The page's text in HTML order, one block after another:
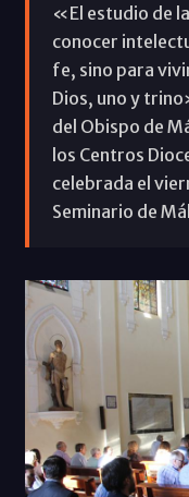
«El estudio de
conocer
fe, sino para
Dios, uno y
del Obispo de
los Centros
celebrada el
Seminario de